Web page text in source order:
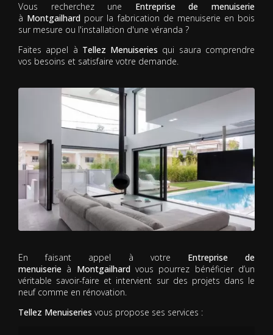
Vous recherchez une Entreprise de menuiserie
à Montgailhard pour la fabrication de menuiserie en bois
sur mesure ou l'installation d'une véranda ?
Faites appel à Tellez Menuiseries qui saura comprendre
vos besoins et satisfaire votre demande.
En faisant appel à votre Entreprise de
menuiserie à Montgailhardvous pourrez bénéficier d’un
véritable savoir-faire et intervient sur des projets dans le
neuf comme en rénovation.
Tellez Menuiseries vous propose ses services :